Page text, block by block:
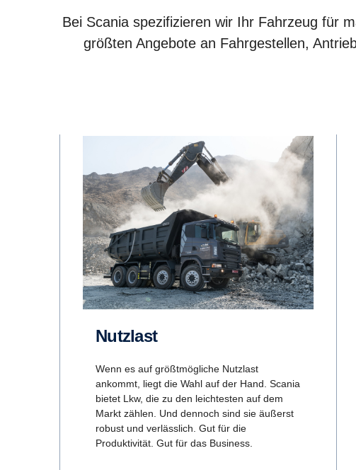
Bei Scania spezifizieren wir Ihr Fahrzeug für
größten Angebote an Fahrgestellen,
Nutzlast
Wenn es auf größtmögliche Nutzlast
ankommt, liegt die Wahl auf der Hand. Scania
bietet Lkw, die zu den leichtesten auf dem
Markt zählen. Und dennoch sind sie äußerst
robust und verlässlich. Gut für die
Produktivität. Gut für das Business.